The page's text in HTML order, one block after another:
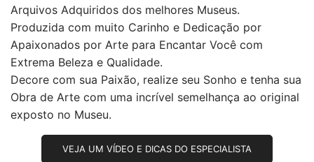
Arquivos Adquiridos dos melhores Museus.
Produzida com muito Carinho e Dedicação por
Apaixonados por Arte para Encantar Você com
Extrema Beleza e Qualidade.
Decore com sua Paixão, realize seu Sonho e tenha sua
Obra de Arte com uma incrível semelhança ao original
exposto no Museu.
VEJA UM VÍDEO E DICAS DO ESPECIALISTA